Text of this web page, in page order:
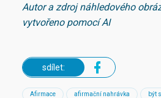
Autor a zdroj náhledového
vytvořeno pomocí AI
sdílet:
Afirmace afirmační nahrávka být